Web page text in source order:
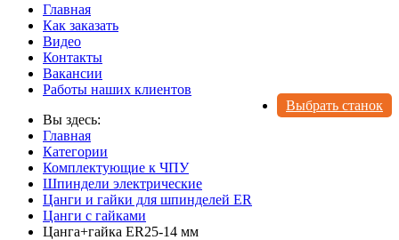
Главная
Как заказать
Видео
Контакты
Вакансии
Работы наших клиентов
Выбрать станок
Вы здесь:
Главная
Категории
Комплектующие к ЧПУ
Шпиндели электрические
Цанги и гайки для шпинделей ER
Цанги с гайками
Цанга+гайка ER25-14 мм